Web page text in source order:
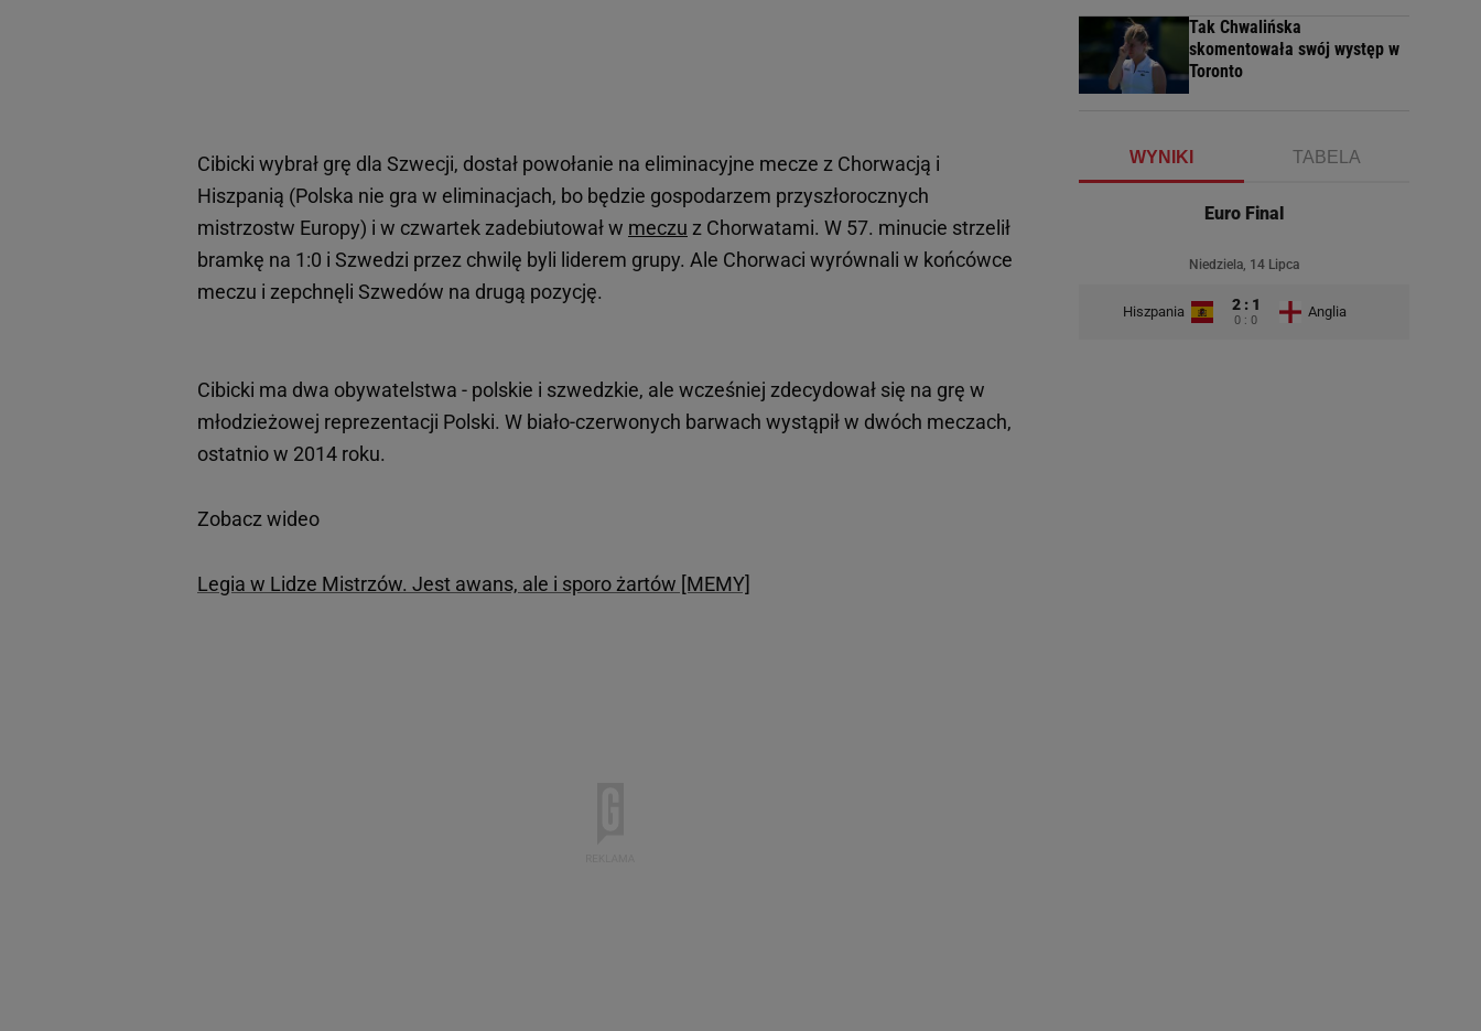
Cibicki wybrał grę dla Szwecji, dostał powołanie na eliminacyjne mecze z Chorwacją i
Hiszpanią (Polska nie gra w eliminacjach, bo będzie gospodarzem przyszłorocznych
mistrzostw Europy) i w czwartek zadebiutował w meczu z Chorwatami. W 57. minucie strzelił
bramkę na 1:0 i Szwedzi przez chwilę byli liderem grupy. Ale Chorwaci wyrównali w końcówce
meczu i zepchnęli Szwedów na drugą pozycję.
Cibicki ma dwa obywatelstwa - polskie i szwedzkie, ale wcześniej zdecydował się na grę w
młodzieżowej reprezentacji Polski. W biało-czerwonych barwach wystąpił w dwóch meczach,
ostatnio w 2014 roku.
Zobacz wideo
Legia w Lidze Mistrzów. Jest awans, ale i sporo żartów [MEMY]
Tak Chwalińska
skomentowała swój występ w
Toronto
WYNIKI TABELA
Euro Final
Niedziela, 14 Lipca
Hiszpania 2 : 1
0 : 0
Anglia